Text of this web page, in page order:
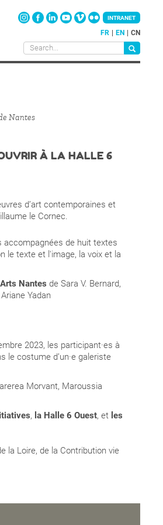
FR EN CN
INTRANET
Nantes
À LA HALLE 6
d’art contemporaines et
le Cornec.
de huit textes
le texte et l'image, la voix et la
Nantes de Sara V. Bernard,
Yadan
2023, les participant·es à
le costume d’un·e galeriste
Morvant, Maroussia
, la Halle 6 Ouest, et les
la Loire, de la Contribution vie